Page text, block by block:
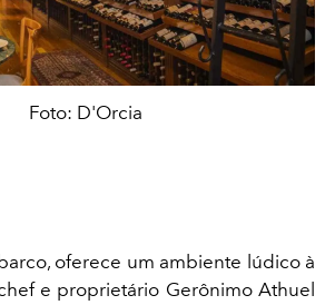
Foto: D'Orcia
oferece um ambiente lúdico à
e proprietário Gerônimo Athuel